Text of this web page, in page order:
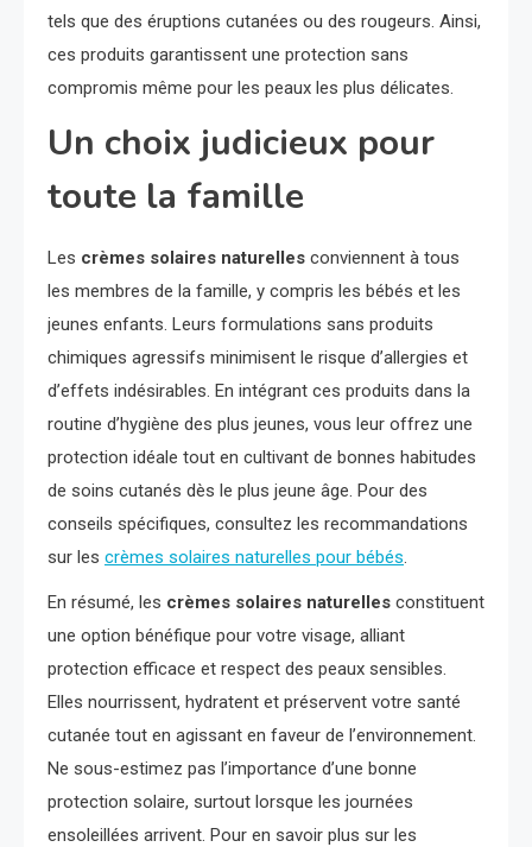
tels que des éruptions cutanées ou des rougeurs. Ainsi,
ces produits garantissent une protection sans
compromis même pour les peaux les plus délicates.
Un choix judicieux pour
toute la famille
Les crèmes solaires naturelles conviennent à tous
les membres de la famille, y compris les bébés et les
jeunes enfants. Leurs formulations sans produits
chimiques agressifs minimisent le risque d’allergies et
d’effets indésirables. En intégrant ces produits dans la
routine d’hygiène des plus jeunes, vous leur offrez une
protection idéale tout en cultivant de bonnes habitudes
de soins cutanés dès le plus jeune âge. Pour des
conseils spécifiques, consultez les recommandations
sur les crèmes solaires naturelles pour bébés.
En résumé, les crèmes solaires naturelles constituent
une option bénéfique pour votre visage, alliant
protection efficace et respect des peaux sensibles.
Elles nourrissent, hydratent et préservent votre santé
cutanée tout en agissant en faveur de l’environnement.
Ne sous-estimez pas l’importance d’une bonne
protection solaire, surtout lorsque les journées
ensoleillées arrivent. Pour en savoir plus sur les